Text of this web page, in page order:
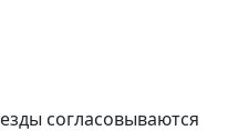
согласовываются